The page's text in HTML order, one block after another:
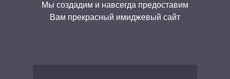
Мы создадим и навсегда предоставим
Вам прекрасный имиджевый сайт